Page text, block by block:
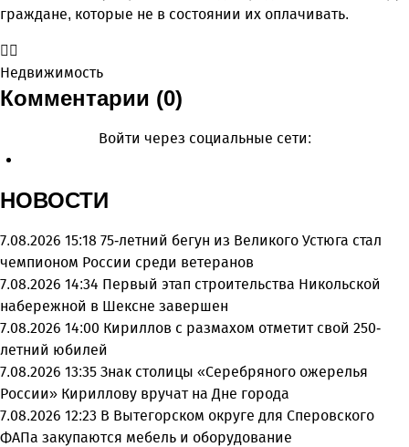
граждане, которые не в состоянии их оплачивать.
Недвижимость
Комментарии (0)
Войти через социальные сети:
НОВОСТИ
7.08.2026 15:18 75-летний бегун из Великого Устюга стал
чемпионом России среди ветеранов
7.08.2026 14:34 Первый этап строительства Никольской
набережной в Шексне завершен
7.08.2026 14:00 Кириллов с размахом отметит свой 250-
летний юбилей
7.08.2026 13:35 Знак столицы «Серебряного ожерелья
России» Кириллову вручат на Дне города
7.08.2026 12:23 В Вытегорском округе для Сперовского
ФАПа закупаются мебель и оборудование